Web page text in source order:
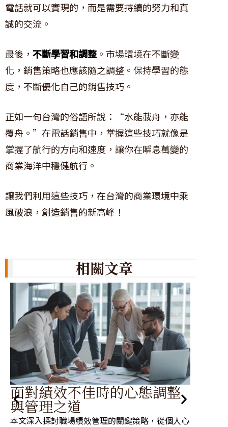
電話就可以實現的，而是需要持續的努力和真
誠的交流。
最後， 不斷學習和調整。市場環境在不斷變
化，銷售策略也應該隨之調整。保持學習的態
度，不斷優化自己的銷售技巧。
正如一句台灣的俗語所說：“水能載舟，亦能
覆舟。”在電話銷售中，掌握這些技巧就像是
掌握了航行的方向和速度，讓你在瞬息萬變的
商業海洋中穩健航行。
讓我們利用這些技巧，在台灣的商業環境中乘
風破浪，創造銷售的新高峰！
相關文章
面對績效不佳時的心態調整
與管理之道
本文深入探討職場績效管理的關鍵策略，從個人心